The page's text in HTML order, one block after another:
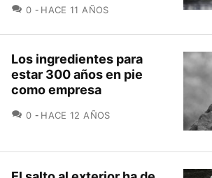
0 COMENTARIOS
HACE 11 AÑOS
Los ingredientes para
estar 300 años en pie
como empresa
0 COMENTARIOS
HACE 12 AÑOS